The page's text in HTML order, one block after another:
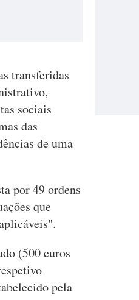
transferidas
sociais
das
de uma
por 49 ordens
que
(500 euros
pela